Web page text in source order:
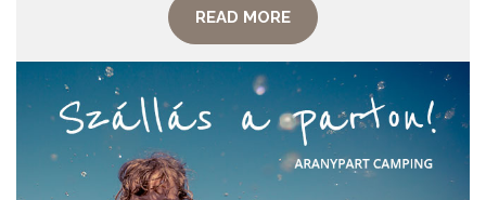
READ MORE